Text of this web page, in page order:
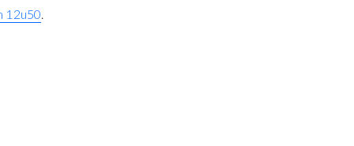
12u50.